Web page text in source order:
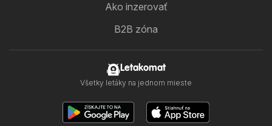
Ako inzerovať
B2B zóna
Letakomat
Všetky letáky na jednom mieste